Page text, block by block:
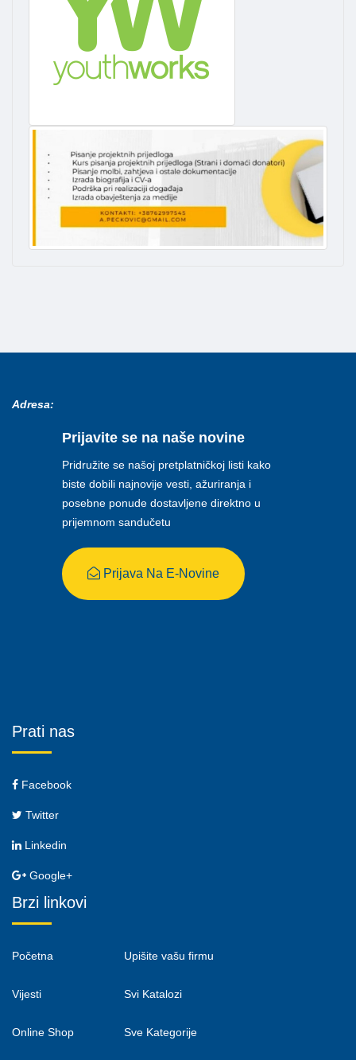
Adresa:
Prijavite se na naše novine
Pridružite se našoj pretplatničkoj listi kako
biste dobili najnovije vesti, ažuriranja i
posebne ponude dostavljene direktno u
prijemnom sandučetu
Prijava Na E-Novine
Prati nas
Facebook
Twitter
Linkedin
Google+
Brzi linkovi
Početna
Vijesti
Online Shop
Upišite vašu firmu
Svi Katalozi
Sve Kategorije